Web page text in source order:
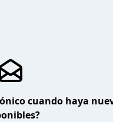
cuando haya